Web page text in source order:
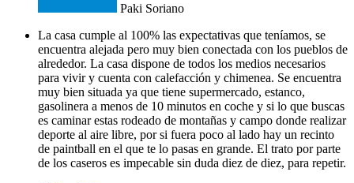
Paki Soriano
La casa cumple al 100% las expectativas que teníamos, se
encuentra alejada pero muy bien conectada con los pueblos de
alrededor. La casa dispone de todos los medios necesarios
para vivir y cuenta con calefacción y chimenea. Se encuentra
muy bien situada ya que tiene supermercado, estanco,
gasolinera a menos de 10 minutos en coche y si lo que buscas
es caminar estas rodeado de montañas y campo donde realizar
deporte al aire libre, por si fuera poco al lado hay un recinto
de paintball en el que te lo pasas en grande. El trato por parte
de los caseros es impecable sin duda diez de diez, para repetir.